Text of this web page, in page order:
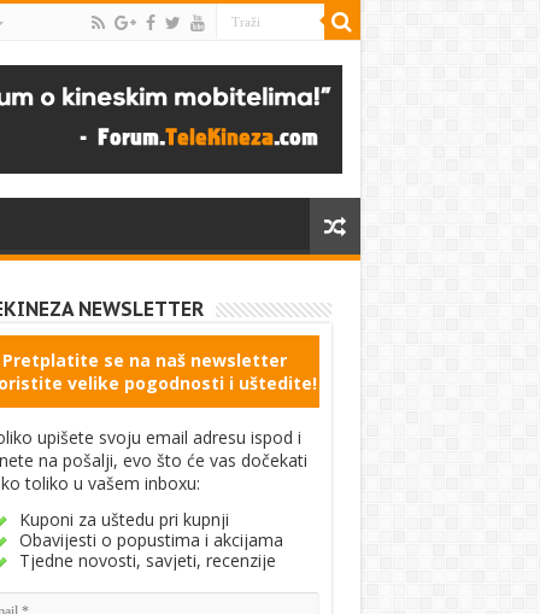
NEWSLETTER
Pretplatite se na naš newsletter
velike pogodnosti i uštedite!
upišete svoju email adresu ispod i
na pošalji, evo što će vas dočekati
toliko u vašem inboxu:
Kuponi za uštedu pri kupnji
Obavijesti o popustima i akcijama
Tjedne novosti, savjeti, recenzije